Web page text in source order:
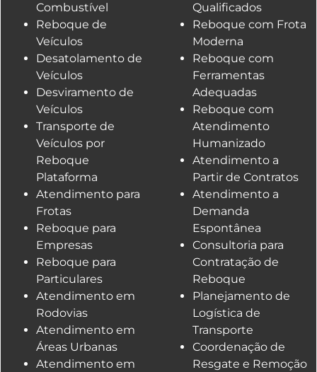
Combustível
Reboque de
Veículos
Desatolamento de
Veículos
Desviramento de
Veículos
Transporte de
Veículos por
Reboque
Plataforma
Atendimento para
Frotas
Reboque para
Empresas
Reboque para
Particulares
Atendimento em
Rodovias
Atendimento em
Áreas Urbanas
Atendimento em
Qualificados
Reboque com Frota
Moderna
Reboque com
Ferramentas
Adequadas
Reboque com
Atendimento
Humanizado
Atendimento a
Partir de Contratos
Atendimento a
Demanda
Espontânea
Consultoria para
Contratação de
Reboque
Planejamento de
Logística de
Transporte
Coordenação de
Resgate e Remoção